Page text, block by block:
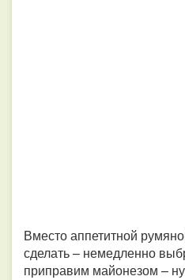
Вместо аппетитной
сделать – немедленно
приправим майонезом –